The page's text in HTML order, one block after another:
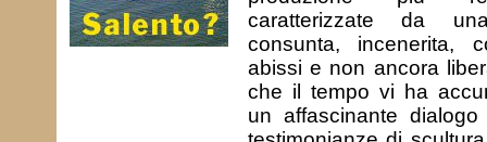
caratterizzate da
consunta, incenerita,
abissi e non ancora
che il tempo vi ha
un affascinante